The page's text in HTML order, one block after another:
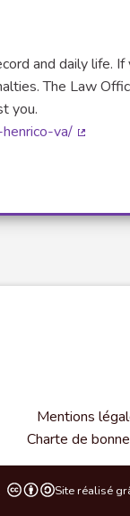
and daily life.
The Law
you.
va/
Mentions
Charte de
Site réalisé